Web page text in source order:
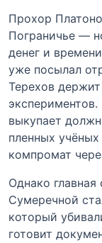
Прохор
Пограничье —
денег и
уже посылал
Терехов
выкупает
пленных
компромат
Однако
Сумеречной
который
готовит